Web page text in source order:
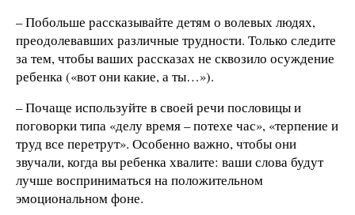
– Побольше рассказывайте детям о волевых людях,
преодолевавших различные трудности. Только следите
за тем, чтобы ваших рассказах не сквозило осуждение
ребенка («вот они какие, а ты…»).
– Почаще используйте в своей речи пословицы и
поговорки типа «делу время – потехе час», «терпение и
труд все перетрут». Особенно важно, чтобы они
звучали, когда вы ребенка хвалите: ваши слова будут
лучше восприниматься на положительном
эмоциональном фоне.